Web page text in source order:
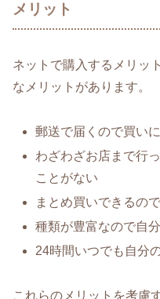
メリット
ネットで購入するメリッ
なメリットがあります。
郵送で届くので買い
わざわざお店まで行
ことがない
まとめ買いできるの
種類が豊富なので自
24時間いつでも自分
これらのメリットを考慮